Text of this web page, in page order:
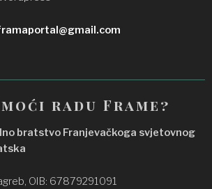
radu Frame?
bratstvo Franjevačkoga svjetovnog
OIB: 67879291091